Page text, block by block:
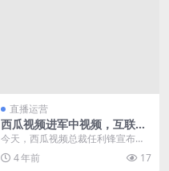
直播运营
西瓜视频进军中视频，互联网
各大平台将有怎样的一番较
量？
今天，西瓜视频总裁任利锋宣布，
未来一年将拿出20亿元，大力扶持
“中视频”创作人。...
4 年前 17